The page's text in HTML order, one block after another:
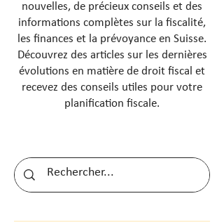
nouvelles, de précieux conseils et des
informations complètes sur la fiscalité,
les finances et la prévoyance en Suisse.
Découvrez des articles sur les dernières
évolutions en matière de droit fiscal et
recevez des conseils utiles pour votre
planification fiscale.